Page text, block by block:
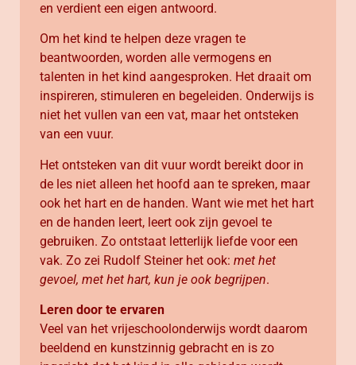
en verdient een eigen antwoord.
Om het kind te helpen deze vragen te
beantwoorden, worden alle vermogens en
talenten in het kind aangesproken. Het draait om
inspireren, stimuleren en begeleiden. Onderwijs is
niet het vullen van een vat, maar het ontsteken
van een vuur.
Het ontsteken van dit vuur wordt bereikt door in
de les niet alleen het hoofd aan te spreken, maar
ook het hart en de handen. Want wie met het hart
en de handen leert, leert ook zijn gevoel te
gebruiken. Zo ontstaat letterlijk liefde voor een
vak. Zo zei Rudolf Steiner het ook: met het
gevoel, met het hart, kun je ook begrijpen.
Leren door te ervaren
Veel van het vrijeschoolonderwijs wordt daarom
beeldend en kunstzinnig gebracht en is zo